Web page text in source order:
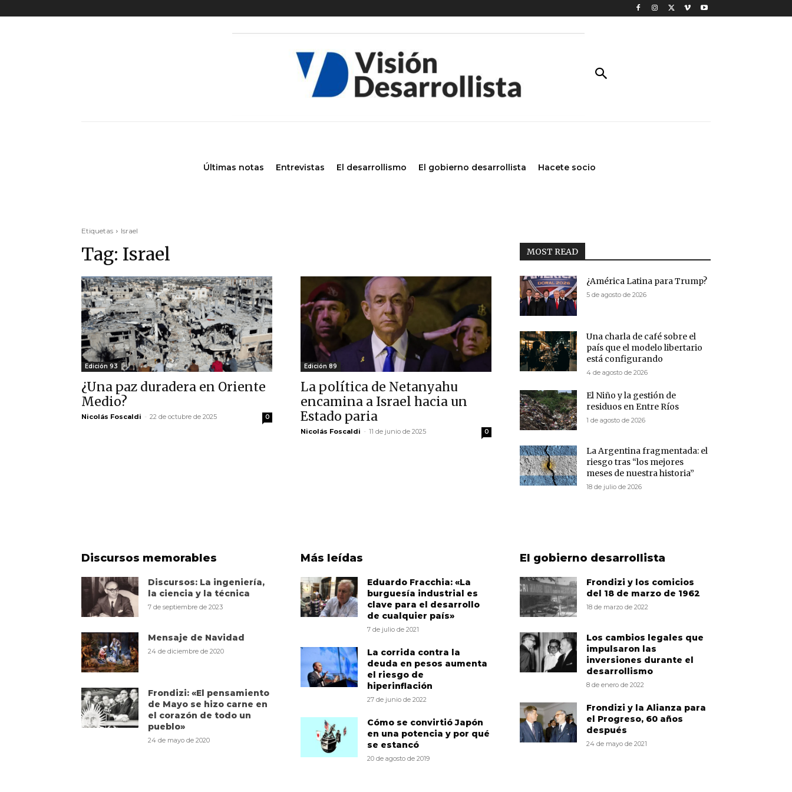
Últimas notas Entrevistas El desarrollismo El gobierno desarrollista Hacete socio
Etiquetas Israel
Tag: Israel
Edición 93
¿Una paz duradera en Oriente
Medio?
Nicolás Foscaldi - 22 de octubre de 2025 0
Edición 89
La política de Netanyahu
encamina a Israel hacia un
Estado paria
Nicolás Foscaldi - 11 de junio de 2025 0
MOST READ
¿América Latina para Trump?
5 de agosto de 2026
Una charla de café sobre el
país que el modelo libertario
está configurando
4 de agosto de 2026
El Niño y la gestión de
residuos en Entre Ríos
1 de agosto de 2026
La Argentina fragmentada: el
riesgo tras “los mejores
meses de nuestra historia”
18 de julio de 2026
Discursos memorables
Discursos: La ingeniería,
la ciencia y la técnica
7 de septiembre de 2023
Mensaje de Navidad
24 de diciembre de 2020
Frondizi: «El pensamiento
de Mayo se hizo carne en
el corazón de todo un
pueblo»
24 de mayo de 2020
Más leídas
Eduardo Fracchia: «La
burguesía industrial es
clave para el desarrollo
de cualquier país»
7 de julio de 2021
La corrida contra la
deuda en pesos aumenta
el riesgo de
hiperinflación
27 de junio de 2022
Cómo se convirtió Japón
en una potencia y por qué
se estancó
20 de agosto de 2019
El gobierno desarrollista
Frondizi y los comicios
del 18 de marzo de 1962
18 de marzo de 2022
Los cambios legales que
impulsaron las
inversiones durante el
desarrollismo
8 de enero de 2022
Frondizi y la Alianza para
el Progreso, 60 años
después
24 de mayo de 2021